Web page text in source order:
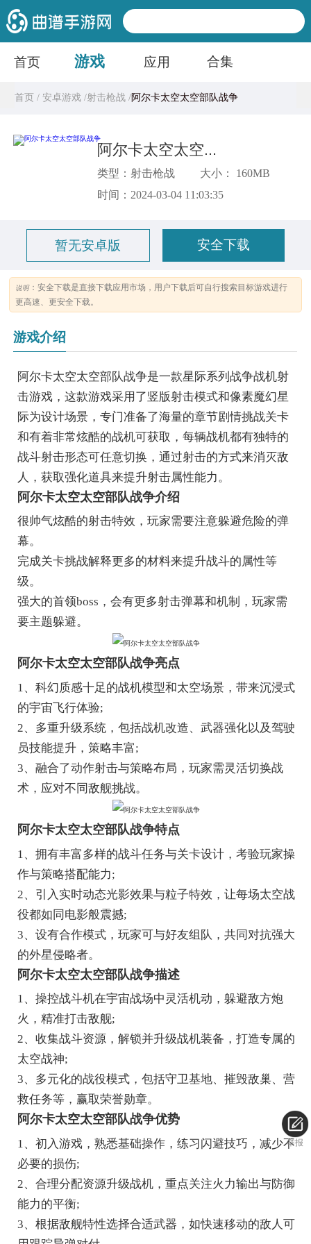
首页 游戏 应用 合集
首页 /安卓游戏 /射击枪战 /阿尔卡太空太空部队战争
阿尔卡太空太空部队战争
类型：射击枪战
大小： 160MB
时间：2024-03-04 11:03:35
暂无安卓版 安全下载
说明：安全下载是直接下载应用市场，用户下载后可自行搜索目标游戏进行
更高速、更安全下载。
游戏介绍
阿尔卡太空太空部队战争是一款星际系列战争战机射
击游戏，这款游戏采用了竖版射击模式和像素魔幻星
际为设计场景，专门准备了海量的章节剧情挑战关卡
和有着非常炫酷的战机可获取，每辆战机都有独特的
战斗射击形态可任意切换，通过射击的方式来消灭敌
人，获取强化道具来提升射击属性能力。
阿尔卡太空太空部队战争介绍
很帅气炫酷的射击特效，玩家需要注意躲避危险的弹
幕。
完成关卡挑战解释更多的材料来提升战斗的属性等
级。
强大的首领boss，会有更多射击弹幕和机制，玩家需
要主题躲避。
阿尔卡太空太空部队战争亮点
1、科幻质感十足的战机模型和太空场景，带来沉浸式
的宇宙飞行体验;
2、多重升级系统，包括战机改造、武器强化以及驾驶
员技能提升，策略丰富;
3、融合了动作射击与策略布局，玩家需灵活切换战
术，应对不同敌舰挑战。
阿尔卡太空太空部队战争特点
1、拥有丰富多样的战斗任务与关卡设计，考验玩家操
作与策略搭配能力;
2、引入实时动态光影效果与粒子特效，让每场太空战
役都如同电影般震撼;
3、设有合作模式，玩家可与好友组队，共同对抗强大
的外星侵略者。
阿尔卡太空太空部队战争描述
1、操控战斗机在宇宙战场中灵活机动，躲避敌方炮
火，精准打击敌舰;
2、收集战斗资源，解锁并升级战机装备，打造专属的
太空战神;
3、多元化的战役模式，包括守卫基地、摧毁敌巢、营
救任务等，赢取荣誉勋章。
阿尔卡太空太空部队战争优势
1、初入游戏，熟悉基础操作，练习闪避技巧，减少不
必要的损伤;
2、合理分配资源升级战机，重点关注火力输出与防御
能力的平衡;
3、根据敌舰特性选择合适武器，如快速移动的敌人可
举报